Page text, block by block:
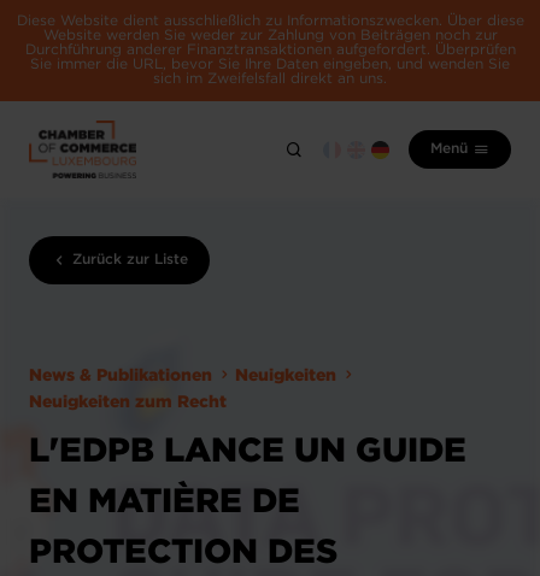
Diese Website dient ausschließlich zu Informationszwecken. Über diese
Website werden Sie weder zur Zahlung von Beiträgen noch zur
Durchführung anderer Finanztransaktionen aufgefordert. Überprüfen
Sie immer die URL, bevor Sie Ihre Daten eingeben, und wenden Sie
sich im Zweifelsfall direkt an uns.
Menü
Zurück zur Liste
News & Publikationen
Neuigkeiten
Neuigkeiten zum Recht
L'EDPB LANCE UN GUIDE
EN MATIÈRE DE
PROTECTION DES